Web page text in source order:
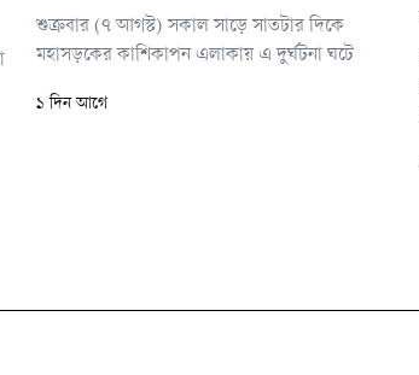
শুক্রবার (৭ আগস্ট) সকাল সাড়ে সাতটার দিকে
মহাসড়কের কাশিকাপন এলাকায় এ দুর্ঘটনা ঘটে
১ দিন আগে